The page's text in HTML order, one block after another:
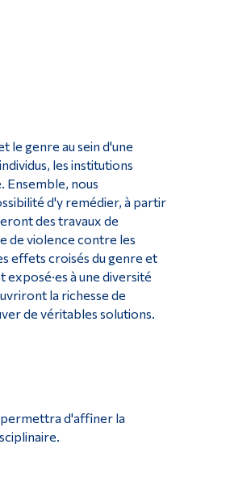
le genre au sein d'une
les institutions
Ensemble, nous
d'y remédier, à partir
des travaux de
de violence contre les
effets croisés du genre et
exposé·es à une diversité
la richesse de
de véritables solutions.
d'affiner la